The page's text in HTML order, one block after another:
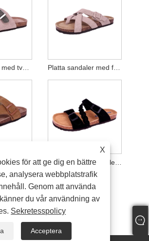
Damsandaler med två spänne i äkta mocka med fotbädd Platta sandaler med fotbädd för kvinnor
Flätade sandaler med strappy fotbädd för kvinnor Kork fotbäddssandaler för kvinnor
X
för att ge dig en bättre
analysera webbplatstrafik
Genom att använda
du vår användning av
Sekretesspolicy
Acceptera